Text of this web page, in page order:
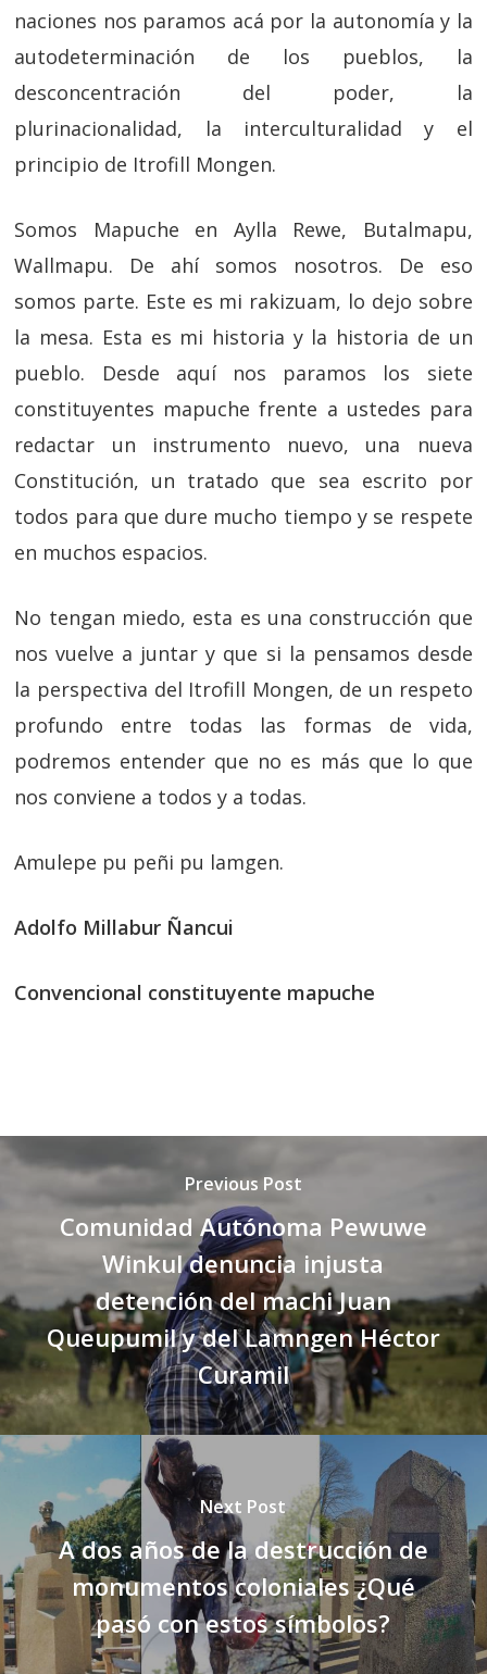
naciones nos paramos acá por la autonomía y la
autodeterminación de los pueblos, la
desconcentración del poder, la
plurinacionalidad, la interculturalidad y el
principio de Itrofill Mongen.
Somos Mapuche en Aylla Rewe, Butalmapu,
Wallmapu. De ahí somos nosotros. De eso
somos parte. Este es mi rakizuam, lo dejo sobre
la mesa. Esta es mi historia y la historia de un
pueblo. Desde aquí nos paramos los siete
constituyentes mapuche frente a ustedes para
redactar un instrumento nuevo, una nueva
Constitución, un tratado que sea escrito por
todos para que dure mucho tiempo y se respete
en muchos espacios.
No tengan miedo, esta es una construcción que
nos vuelve a juntar y que si la pensamos desde
la perspectiva del Itrofill Mongen, de un respeto
profundo entre todas las formas de vida,
podremos entender que no es más que lo que
nos conviene a todos y a todas.
Amulepe pu peñi pu lamgen.
Adolfo Millabur Ñancui
Convencional constituyente mapuche
Previous Post
Comunidad Autónoma Pewuwe
Winkul denuncia injusta
detención del machi Juan
Queupumil y del Lamngen Héctor
Curamil
Next Post
A dos años de la destrucción de
monumentos coloniales ¿Qué
pasó con estos símbolos?